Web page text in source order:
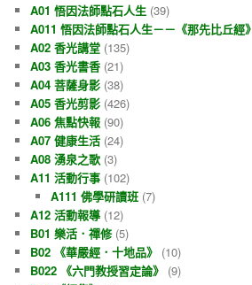
A01 悟因法師點石人生 (39)
A011 悟因法師點石人生－－《那先比丘經》
A02 香光講堂 (135)
A03 香光書香 (21)
A04 菩薩身影 (38)
A05 香光剪影 (426)
A06 焦點快報 (90)
A07 健康生活 (24)
A08 湧泉之歌 (3)
A11 活動行事 (102)
A111 佛學研讀班(7)
A12 活動報導 (12)
B01 樂活．禪修(5)
B02 《華嚴經．十地品》 (10)
B022 《六門教授習定論》 (9)